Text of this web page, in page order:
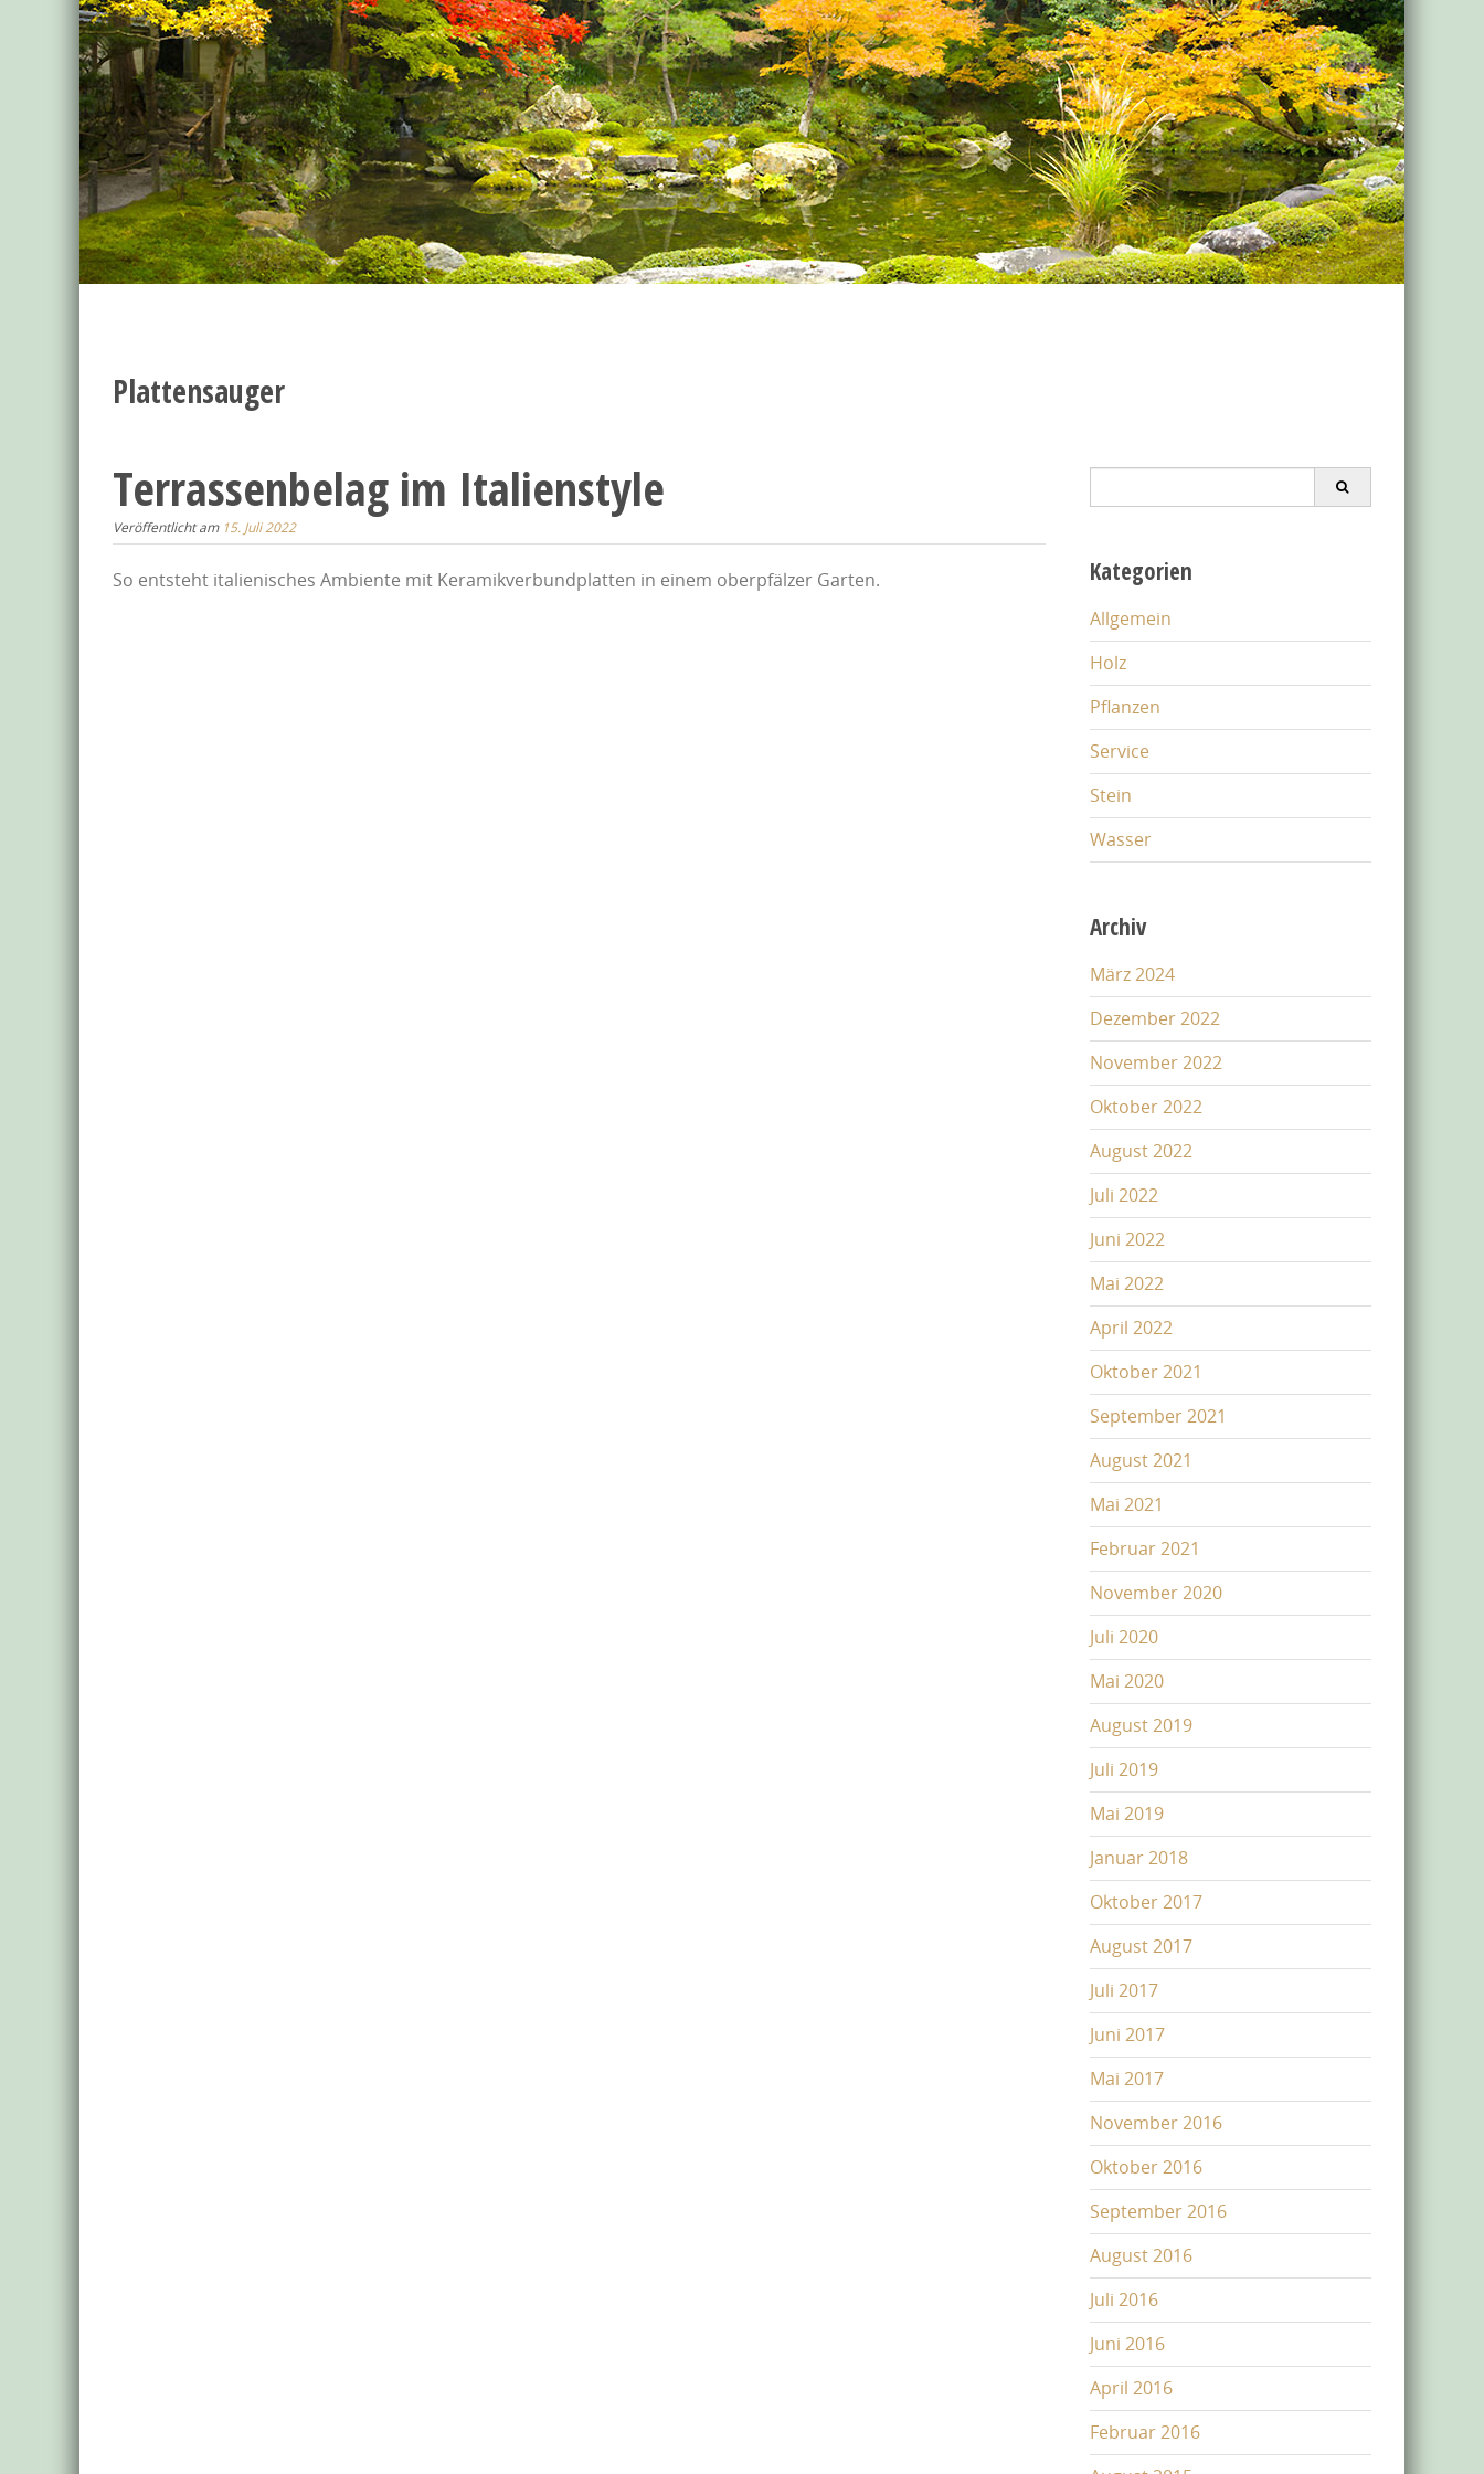
Plattensauger
Terrassenbelag im Italienstyle
Veröffentlicht am 15. Juli 2022
So entsteht italienisches Ambiente mit Keramikverbundplatten in einem oberpfälzer Garten.
for:
Kategorien
Allgemein
Holz
Pflanzen
Service
Stein
Wasser
Archiv
März 2024
Dezember 2022
November 2022
Oktober 2022
August 2022
Juli 2022
Juni 2022
Mai 2022
April 2022
Oktober 2021
September 2021
August 2021
Mai 2021
Februar 2021
November 2020
Juli 2020
Mai 2020
August 2019
Juli 2019
Mai 2019
Januar 2018
Oktober 2017
August 2017
Juli 2017
Juni 2017
Mai 2017
November 2016
Oktober 2016
September 2016
August 2016
Juli 2016
Juni 2016
April 2016
Februar 2016